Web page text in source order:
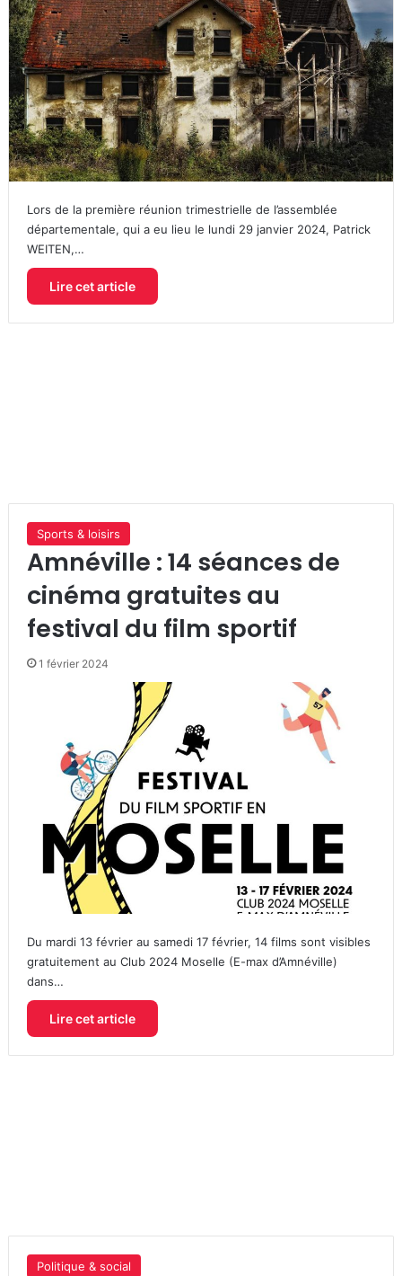
Lors de la première réunion trimestrielle de l’assemblée
départementale, qui a eu lieu le lundi 29 janvier 2024, Patrick
WEITEN,…
Lire cet article
Sports & loisirs
Amnéville : 14 séances de
cinéma gratuites au
festival du film sportif
1 février 2024
Du mardi 13 février au samedi 17 février, 14 films sont visibles
gratuitement au Club 2024 Moselle (E-max d’Amnéville)
dans…
Lire cet article
Politique & social